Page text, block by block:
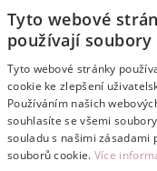
Contacts
Follow us!
as soon as we
Tyto webové
používají soubory
Tyto webové stránky
cookie ke zlepšení
Používáním našich
souhlasíte se všemi
souladu s našimi zásadami
souborů cookie. Více